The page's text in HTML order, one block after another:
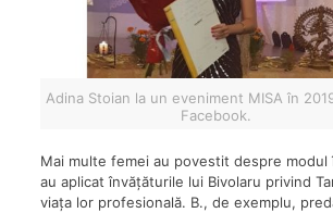
Adina Stoian la un eveniment MISA în
Facebook.
Mai multe femei au povestit despre modul
au aplicat învățăturile lui Bivolaru privind
viața lor profesională. B., de exemplu,